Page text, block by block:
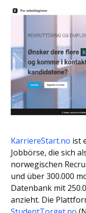
KarriereStart.no ist
Jobbörse, die sich
norwegischen
und über 300.000
Datenbank mit
anzieht. Die